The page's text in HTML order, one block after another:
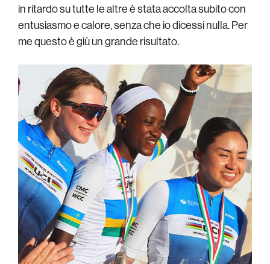
in ritardo su tutte le altre è stata accolta subito con
entusiasmo e calore, senza che io dicessi nulla. Per
me questo è giù un grande risultato.